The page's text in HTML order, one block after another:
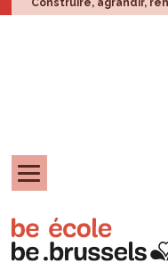
Construire, agrandir,